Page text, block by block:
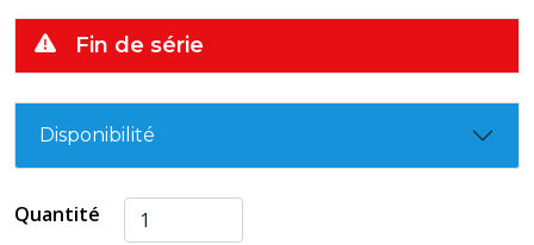
Fin de série
Disponibilité
Quantité